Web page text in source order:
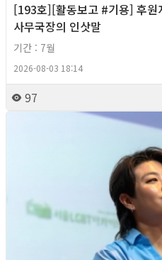
[193호][활동보고 #기용] 후원
사무국장의 인삿말
기간 : 7월
2026-08-03 18:14
97